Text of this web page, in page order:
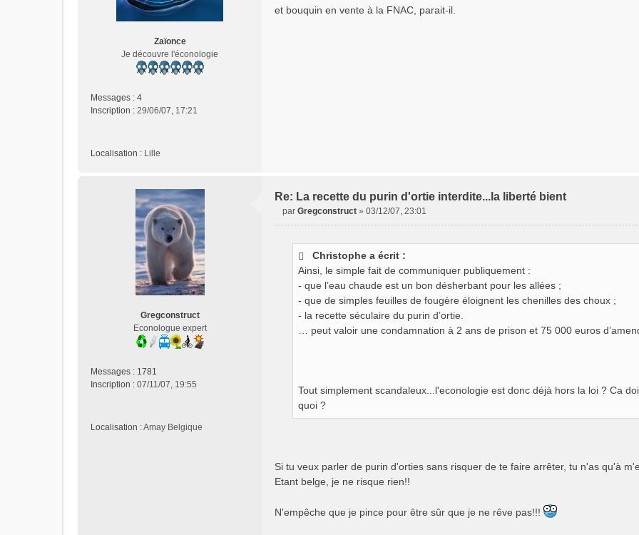
Zaïonce
Je découvre l'éconologie
Messages : 4
Inscription : 29/06/07, 17:21
Localisation : Lille
e
et bouquin en vente à la FNAC, parait-il.
Gregconstruct
Econologue expert
Messages : 1781
Inscription : 07/11/07, 19:55
Localisation :Amay Belgique
Re: La recette du purin d'ortie interdite...la liberté bient
par Gregconstruct » 03/12/07, 23:01
Christophe a écrit :
Ainsi, le simple fait de communiquer publiquement :
- que l’eau chaude est un bon désherbant pour les allées ;
- que de simples feuilles de fougère éloignent les chenilles des choux ;
- la recette séculaire du purin d’ortie.
… peut valoir une condamnation à 2 ans de prison et 75 000 euros
Tout simplement scandaleux...l'econologie est donc déjà hors la loi ? Ca
quoi ?
Si tu veux parler de purin d'orties sans risquer de te faire arrêter, tu n'as qu'à
Etant belge, je ne risque rien!!
N'empêche que je pince pour être sûr que je ne rêve pas!!!